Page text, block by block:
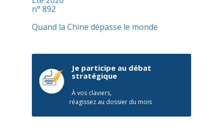
n° 892
Quand la Chine dépasse le monde
Je participe au débat
stratégique
À vos claviers,
réagissez au dossier du mois